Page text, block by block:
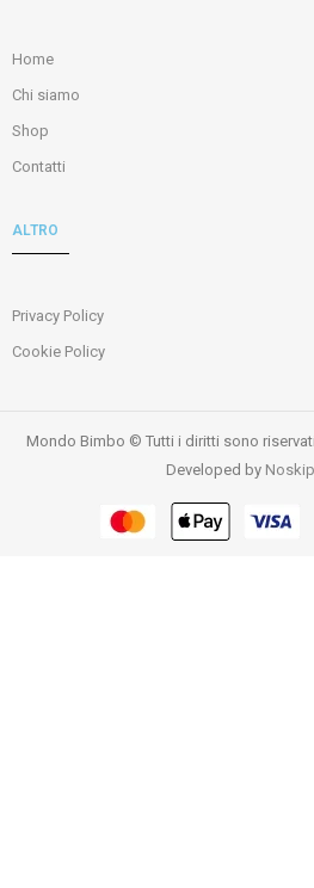
Home
Chi siamo
Shop
Contatti
ALTRO
Privacy Policy
Cookie Policy
Mondo Bimbo © Tutti i diritti sono riservati
Developed by Noskip